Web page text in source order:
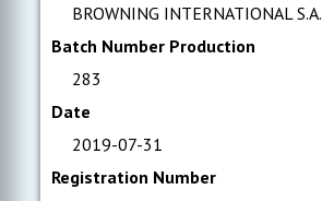
BROWNING INTERNATIONAL S.A.
Batch Number Production
283
Date
2019-07-31
Registration Number